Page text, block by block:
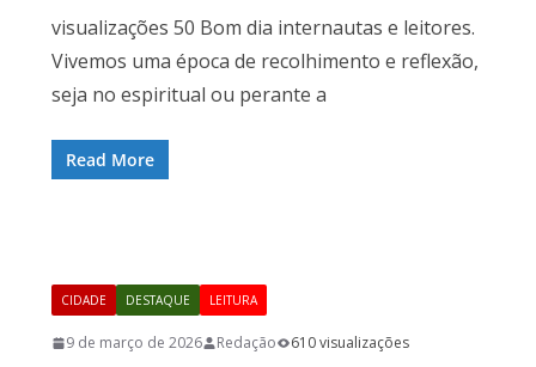
visualizações 50 Bom dia internautas e leitores.
Vivemos uma época de recolhimento e reflexão,
seja no espiritual ou perante a
Read More
CIDADE DESTAQUE LEITURA
9 de março de 2026 Redação 610 visualizações